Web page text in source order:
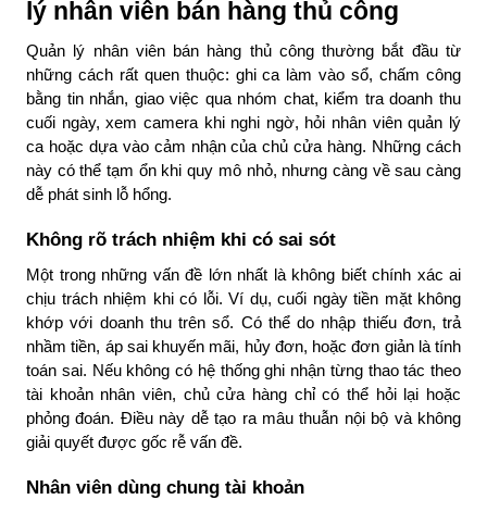
lý nhân viên bán hàng thủ công
Quản lý nhân viên bán hàng thủ công thường bắt đầu từ
những cách rất quen thuộc: ghi ca làm vào sổ, chấm công
bằng tin nhắn, giao việc qua nhóm chat, kiểm tra doanh thu
cuối ngày, xem camera khi nghi ngờ, hỏi nhân viên quản lý
ca hoặc dựa vào cảm nhận của chủ cửa hàng. Những cách
này có thể tạm ổn khi quy mô nhỏ, nhưng càng về sau càng
dễ phát sinh lỗ hổng.
Không rõ trách nhiệm khi có sai sót
Một trong những vấn đề lớn nhất là không biết chính xác ai
chịu trách nhiệm khi có lỗi. Ví dụ, cuối ngày tiền mặt không
khớp với doanh thu trên sổ. Có thể do nhập thiếu đơn, trả
nhầm tiền, áp sai khuyến mãi, hủy đơn, hoặc đơn giản là tính
toán sai. Nếu không có hệ thống ghi nhận từng thao tác theo
tài khoản nhân viên, chủ cửa hàng chỉ có thể hỏi lại hoặc
phỏng đoán. Điều này dễ tạo ra mâu thuẫn nội bộ và không
giải quyết được gốc rễ vấn đề.
Nhân viên dùng chung tài khoản